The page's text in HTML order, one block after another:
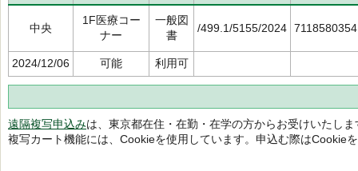
中央
1F医療コー
ナー
一般図
書
/499.1/5155/2024 7118580354
2024/12/06 可能 利用可
遠隔複写申込みは、東京都在住・在勤・在学の方からお受けいたしま
複写カート機能には、Cookieを使用しています。申込む際はCookie